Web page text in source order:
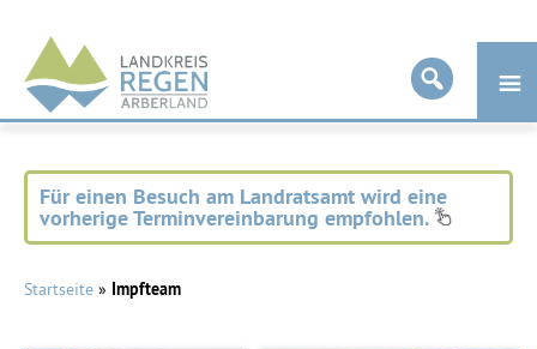
Landkreis
Regen
Für einen Besuch am Landratsamt wird eine
vorherige Terminvereinbarung empfohlen.
Startseite » Impfteam